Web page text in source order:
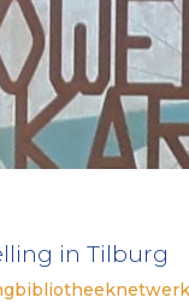
voor
onze
JBN
in Tilburg